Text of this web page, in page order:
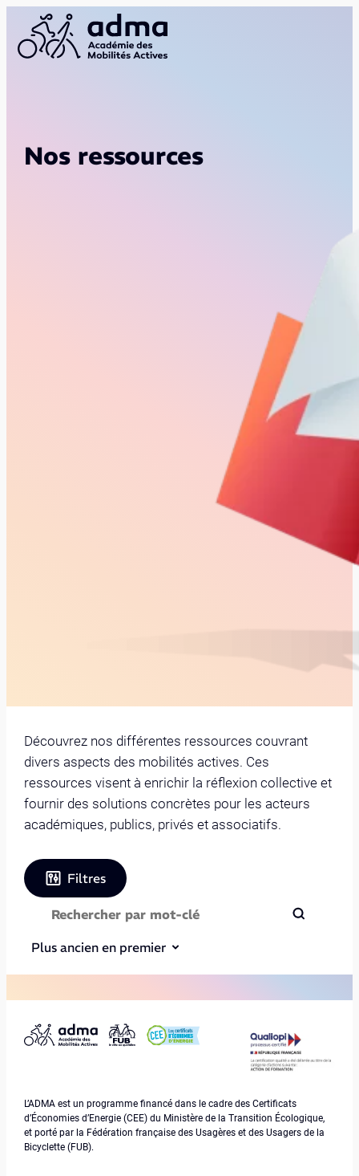
Nos ressources
Découvrez nos différentes ressources couvrant
divers aspects des mobilités actives. Ces
ressources visent à enrichir la réflexion collective et
fournir des solutions concrètes pour les acteurs
académiques, publics, privés et associatifs.
Filtres
Plus ancien en premier
L’ADMA est un programme financé dans le cadre des Certificats
d’Économies d’Energie (CEE) du Ministère de la Transition Écologique,
et porté par la Fédération française des Usagères et des Usagers de la
Bicyclette (FUB).